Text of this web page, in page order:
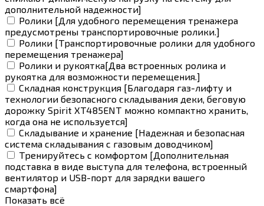
дополнительной надежности]
Ролики [Для удобного перемещения тренажера
предусмотрены транспортировочные ролики.]
Ролики [Транспортировочные ролики для удобного
перемещения тренажера]
Ролики и рукоятка[Два встроенных ролика и
рукоятка для возможности перемещения.]
Складная конструкция [Благодаря газ-лифту и
технологии безопасного складывания деки, беговую
дорожку Spirit XT485ENT можно компактно хранить,
когда она не используется]
Складывание и хранение [Надежная и безопасная
система складывания с газовым доводчиком]
Тренируйтесь с комфортом [Дополнительная
подставка в виде выступа для телефона, встроенный
вентилятор и USB-порт для зарядки вашего
смартфона]
Показать всё